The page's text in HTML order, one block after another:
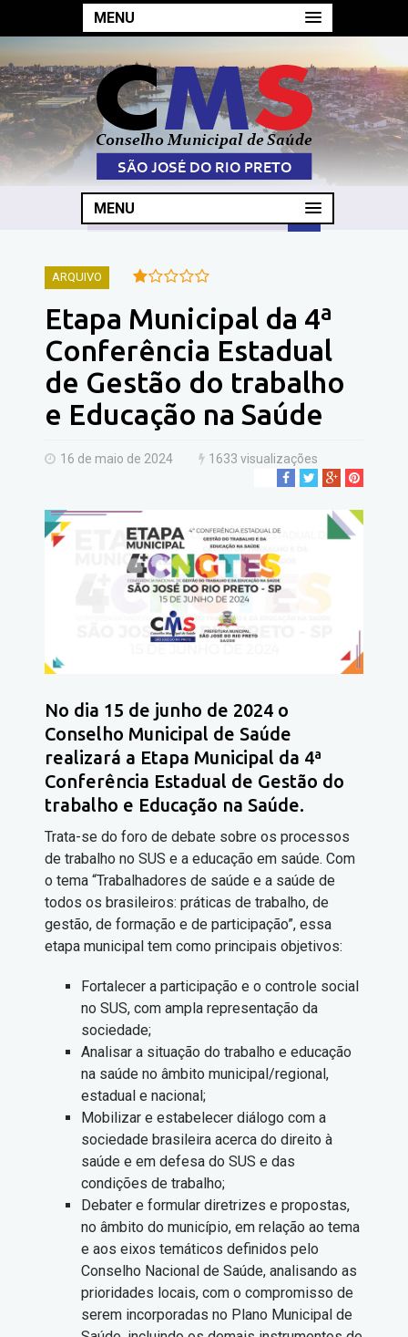
MENU
MENU
ARQUIVO
Etapa Municipal da 4ª
Conferência Estadual
de Gestão do trabalho
e Educação na Saúde
16 de maio de 2024 1633 visualizações
No dia 15 de junho de 2024 o
Conselho Municipal de Saúde
realizará a Etapa Municipal da 4ª
Conferência Estadual de Gestão do
trabalho e Educação na Saúde.
Trata-se do foro de debate sobre os processos
de trabalho no SUS e a educação em saúde. Com
o tema “Trabalhadores de saúde e a saúde de
todos os brasileiros: práticas de trabalho, de
gestão, de formação e de participação”, essa
etapa municipal tem como principais objetivos:
Fortalecer a participação e o controle social
no SUS, com ampla representação da
sociedade;
Analisar a situação do trabalho e educação
na saúde no âmbito municipal/regional,
estadual e nacional;
Mobilizar e estabelecer diálogo com a
sociedade brasileira acerca do direito à
saúde e em defesa do SUS e das
condições de trabalho;
Debater e formular diretrizes e propostas,
no âmbito do município, em relação ao tema
e aos eixos temáticos definidos pelo
Conselho Nacional de Saúde, analisando as
prioridades locais, com o compromisso de
serem incorporadas no Plano Municipal de